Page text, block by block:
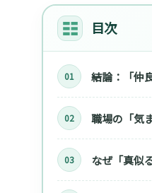
目次
結論：「仲
職場の「気
なぜ「真似